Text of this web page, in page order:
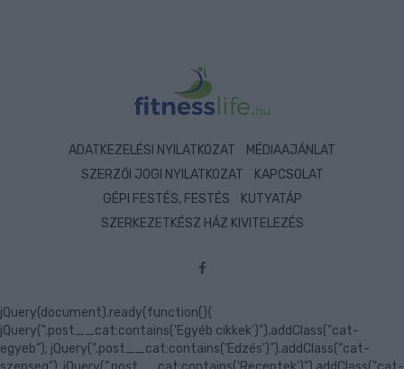
ADATKEZELÉSI NYILATKOZAT
MÉDIAAJÁNLAT
SZERZŐI JOGI NYILATKOZAT
KAPCSOLAT
GÉPI FESTÉS, FESTÉS
KUTYATÁP
SZERKEZETKÉSZ HÁZ KIVITELEZÉS
jQuery(document).ready(function(){
jQuery(".post__cat:contains('Egyéb cikkek')").addClass("cat-
egyeb"); jQuery(".post__cat:contains('Edzés')").addClass("cat-